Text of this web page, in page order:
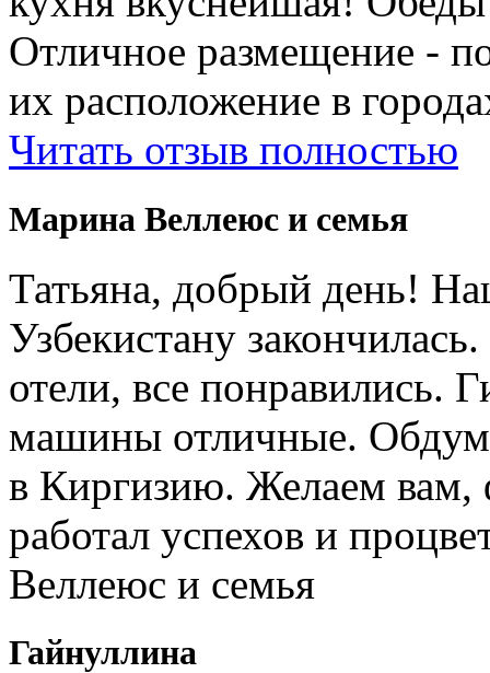
Отличное размещение -
их расположение в
Читать отзыв полностью
Марина Веллеюс и семья
Татьяна, добрый день!
Узбекистану
отели, все понравились.
машины отличные.
в Киргизию. Желаем вам,
работал успехов и
Веллеюс и семья
Гайнуллина